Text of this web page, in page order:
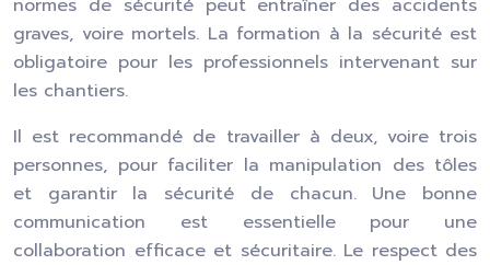
normes de sécurité peut entraîner des accidents
graves, voire mortels. La formation à la sécurité est
obligatoire pour les professionnels intervenant sur
les chantiers.
Il est recommandé de travailler à deux, voire trois
personnes, pour faciliter la manipulation des tôles
et garantir la sécurité de chacun. Une bonne
communication est essentielle pour une
collaboration efficace et sécuritaire. Le respect des